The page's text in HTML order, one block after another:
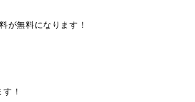
が無料になります！
！